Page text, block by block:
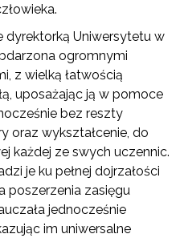
dyrektorką Uniwersytetu w
ogromnymi
z wielką łatwością
uposażając ją w pomoce
bez reszty
oraz wykształcenie, do
każdej ze swych uczennic.
je ku pełnej dojrzałości
poszerzenia zasięgu
jednocześnie
im uniwersalne